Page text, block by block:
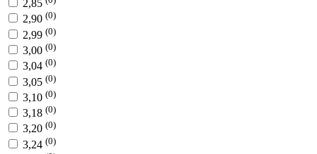
2,85
2,90 (0)
2,99 (0)
3,00 (0)
3,04 (0)
3,05 (0)
3,10 (0)
3,18 (0)
3,20 (0)
3,24 (0)